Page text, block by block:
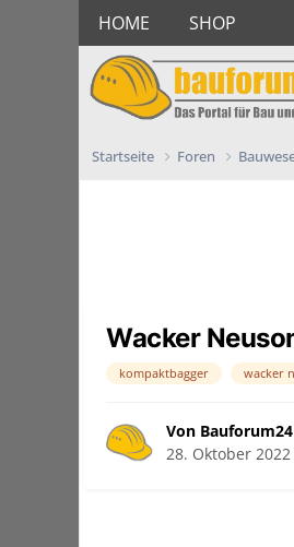
HOME SHOP
Startseite Foren
Wacker
kompaktbagger wacker
Von Bauforum24
28. Oktober 2022